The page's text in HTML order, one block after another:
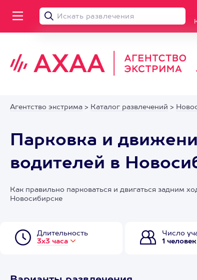
Агентство экстрима > Каталог развлечений >
Парковка и
водителей в
Как правильно парковаться и двигаться задним
Новосибирске
Длительность
3х3 часа
Число
1 человек